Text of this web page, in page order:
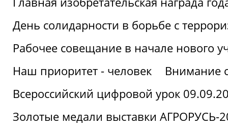
День солидарности в борьбе с
Рабочее совещание в начале нового
Наш приоритет - человек
Внимание
Всероссийский цифровой урок
Золотые медали выставки АГРОРУСЬ-